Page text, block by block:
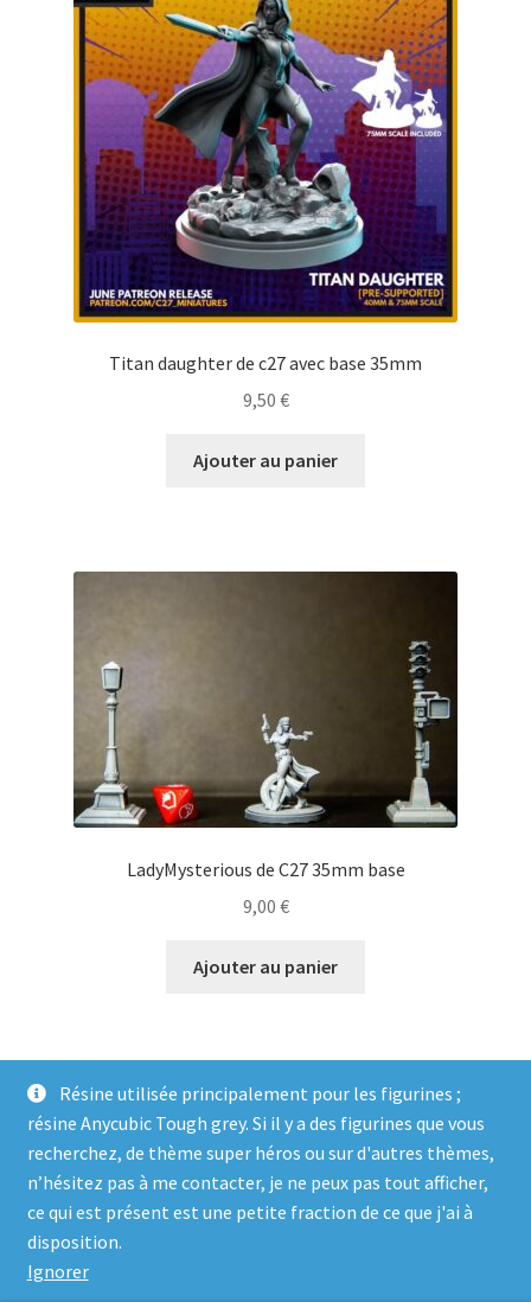
Résine utilisée principalement pour les figurines ;
résine Anycubic Tough grey. Si il y a des figurines que vous
recherchez, de thème super héros ou sur d'autres thèmes,
n’hésitez pas à me contacter, je ne peux pas tout afficher,
ce qui est présent est une petite fraction de ce que j'ai à
disposition.
Ignorer
Titan daughter de c27 avec base 35mm
9,50 €
Ajouter au panier
LadyMysterious de C27 35mm base
9,00 €
Ajouter au panier
© Genosha Impact 2026
Built with WooCommerce